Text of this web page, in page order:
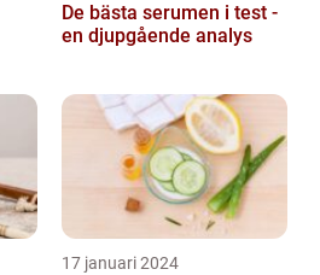
De bästa serumen i test -
en djupgående analys
17 januari 2024